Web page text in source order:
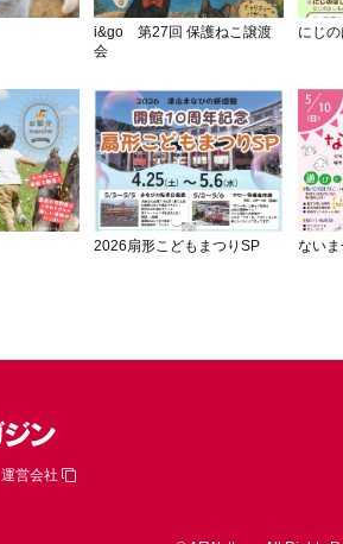
i&go 第27回 保護ねこ譲渡
会
にじ
2026扇形こどもまつりSP ない
運営会社